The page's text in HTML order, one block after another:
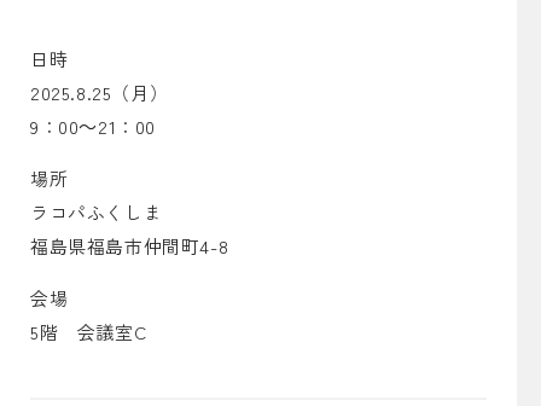
日時
2025.8.25（月）
9：00～21：00
場所
ラコパふくしま
福島県福島市仲間町4-8
会場
5階 会議室C